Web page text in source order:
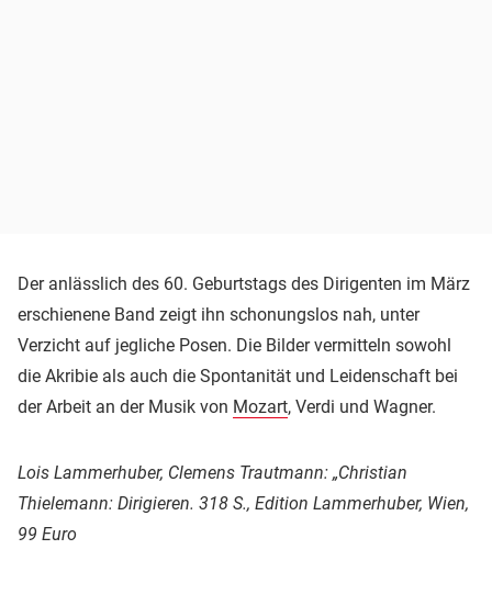
Der anlässlich des 60. Geburtstags des Dirigenten im März
erschienene Band zeigt ihn schonungslos nah, unter
Verzicht auf jegliche Posen. Die Bilder vermitteln sowohl
die Akribie als auch die Spontanität und Leidenschaft bei
der Arbeit an der Musik von Mozart, Verdi und Wagner.
Lois Lammerhuber, Clemens Trautmann: „Christian
Thielemann: Dirigieren. 318 S., Edition Lammerhuber, Wien,
99 Euro